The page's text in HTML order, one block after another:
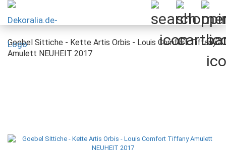
Goebel Sittiche - Kette Artis Orbis - Louis Comfort Tiffany
Amulett NEUHEIT 2017